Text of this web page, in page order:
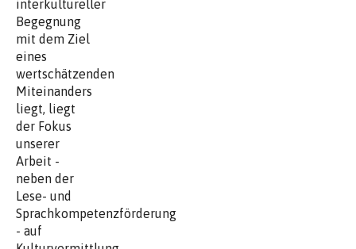
interkultureller
Begegnung
mit dem Ziel
eines
wertschätzenden
Miteinanders
liegt, liegt
der Fokus
unserer
Arbeit -
neben der
Lese- und
Sprachkompetenzförderung
- auf